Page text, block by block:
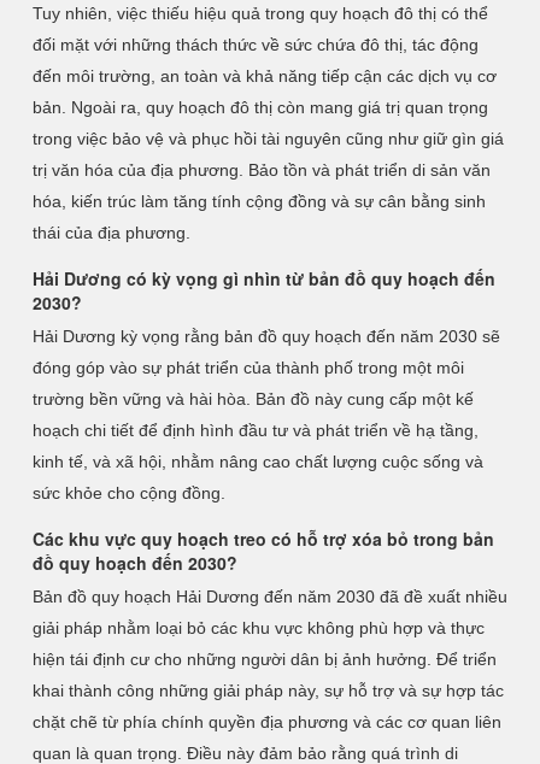
Tuy nhiên, việc thiếu hiệu quả trong quy hoạch đô thị có thể
đối mặt với những thách thức về sức chứa đô thị, tác động
đến môi trường, an toàn và khả năng tiếp cận các dịch vụ cơ
bản. Ngoài ra, quy hoạch đô thị còn mang giá trị quan trọng
trong việc bảo vệ và phục hồi tài nguyên cũng như giữ gìn giá
trị văn hóa của địa phương. Bảo tồn và phát triển di sản văn
hóa, kiến trúc làm tăng tính cộng đồng và sự cân bằng sinh
thái của địa phương.
Hải Dương có kỳ vọng gì nhìn từ bản đồ quy hoạch đến
2030?
Hải Dương kỳ vọng rằng bản đồ quy hoạch đến năm 2030 sẽ
đóng góp vào sự phát triển của thành phố trong một môi
trường bền vững và hài hòa. Bản đồ này cung cấp một kế
hoạch chi tiết để định hình đầu tư và phát triển về hạ tầng,
kinh tế, và xã hội, nhằm nâng cao chất lượng cuộc sống và
sức khỏe cho cộng đồng.
Các khu vực quy hoạch treo có hỗ trợ xóa bỏ trong bản
đồ quy hoạch đến 2030?
Bản đồ quy hoạch Hải Dương đến năm 2030 đã đề xuất nhiều
giải pháp nhằm loại bỏ các khu vực không phù hợp và thực
hiện tái định cư cho những người dân bị ảnh hưởng. Để triển
khai thành công những giải pháp này, sự hỗ trợ và sự hợp tác
chặt chẽ từ phía chính quyền địa phương và các cơ quan liên
quan là quan trọng. Điều này đảm bảo rằng quá trình di